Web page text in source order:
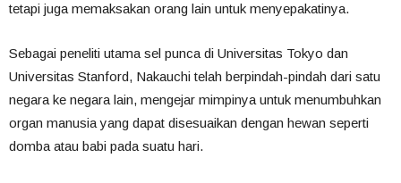
tetapi juga memaksakan orang lain untuk menyepakatinya.
Sebagai peneliti utama sel punca di Universitas Tokyo dan
Universitas Stanford, Nakauchi telah berpindah-pindah dari satu
negara ke negara lain, mengejar mimpinya untuk menumbuhkan
organ manusia yang dapat disesuaikan dengan hewan seperti
domba atau babi pada suatu hari.